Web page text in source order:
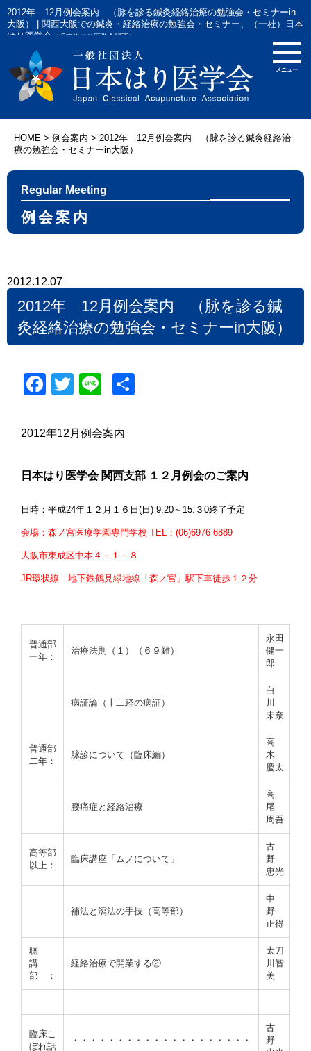
2012年 12月例会案内 （脉を診る鍼灸経絡治療の勉強会・セミナーin
大阪） | 関西大阪での鍼灸・経絡治療の勉強会・セミナー、（一社）日本
はり医学会
（旧東洋はり医学会関西）
HOME > 例会案内 > 2012年 12月例会案内 （脉を診る鍼灸経絡治
療の勉強会・セミナーin大阪）
Regular Meeting
例会案内
2012.12.07
2012年 12月例会案内 （脉を診る鍼
灸経絡治療の勉強会・セミナーin大阪）
F
c
b
o
k
T
tt
Li
e
2012年12月例会案内
日本はり医学会 関西支部 １２月例会のご案内
日時：平成24年１２月１６日(日) 9:20～15:３0終了予定
会場：森ノ宮医療学園専門学校 TEL：(06)6976-6889
大阪市東成区中本４－１－８
JR環状線 地下鉄鶴見緑地線「森ノ宮」駅下車徒歩１２分
普通部
一年：
治療法則（１）（６９難）
永田
健一
郎
病証論（十二経の病証）
白
川
未奈
普通部
二年：
脉診について（臨床編）
高
木
慶太
腰痛症と経絡治療
高
尾
周吾
高等部
以上：
臨床講座「ムノについて」
古
野
忠光
補法と瀉法の手技（高等部）
中
野
正得
聴
講
部 ：
経絡治療で開業する②
太刀
川智
美
臨床こ
ぼれ話
・・・・・・・・・・・・・・・・・・・・
古
野